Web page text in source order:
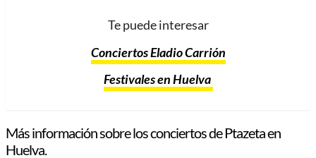
Te puede interesar
Conciertos Eladio Carrión
Festivales en Huelva
Más información sobre los conciertos de Ptazeta en
Huelva.